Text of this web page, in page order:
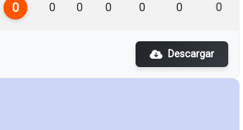
0 0 0 0 0 0 0
Descargar